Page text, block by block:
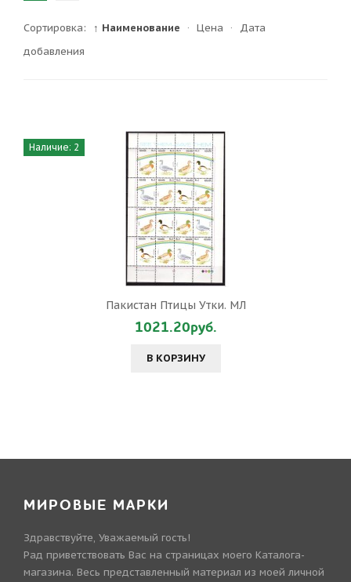
Сортировка: ↑ Наименование · Цена ·
Дата
добавления
Наличие: 2
Пакистан Птицы Утки. МЛ
1021.20руб.
В КОРЗИНУ
МИРОВЫЕ МАРКИ
Здравствуйте, Уважаемый гость!
Рад приветствовать Вас на страницах моего Каталога-
магазина. Весь представленный материал из моей личной